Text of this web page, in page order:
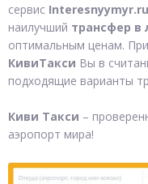
сервис Interesnyymyr.ru
наилучший трансфер в
оптимальным ценам.
КивиТакси Вы в
подходящие варианты
Киви Такси –
аэропорт мира!